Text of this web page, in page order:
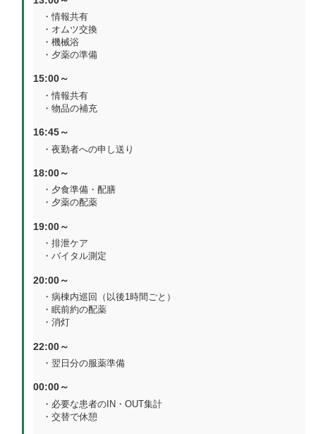
・情報共有
・オムツ交換
・機械浴
・夕薬の準備
15:00～
・情報共有
・物品の補充
16:45～
・夜勤者への申し送り
18:00～
・夕食準備・配膳
・夕薬の配薬
19:00～
・排泄ケア
・バイタル測定
20:00～
・病棟内巡回（以後1時間ごと）
・眠前約の配薬
・消灯
22:00～
・翌日分の服薬準備
00:00～
・必要な患者のIN・OUT集計
・交替で休憩